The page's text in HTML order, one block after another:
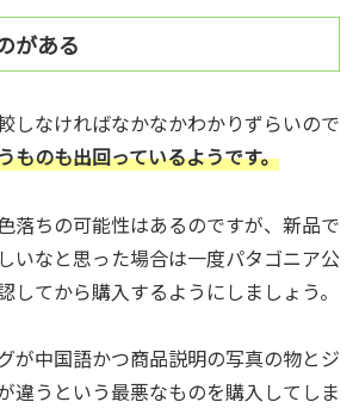
がある
しなければなかなかわかりずらいので
ものも出回っているようです。
落ちの可能性はあるのですが、新品で
いなと思った場合は一度パタゴニア公
してから購入するようにしましょう。
が中国語かつ商品説明の写真の物とジ
違うという最悪なものを購入してしま